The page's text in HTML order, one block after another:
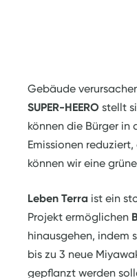
Gebäude
SUPER-HEERO stellt
können die Bürger in
Emissionen
können wir eine
Leben Terra ist ein
Projekt ermöglichen
hinausgehen, indem
bis zu 3 neue
gepflanzt werden